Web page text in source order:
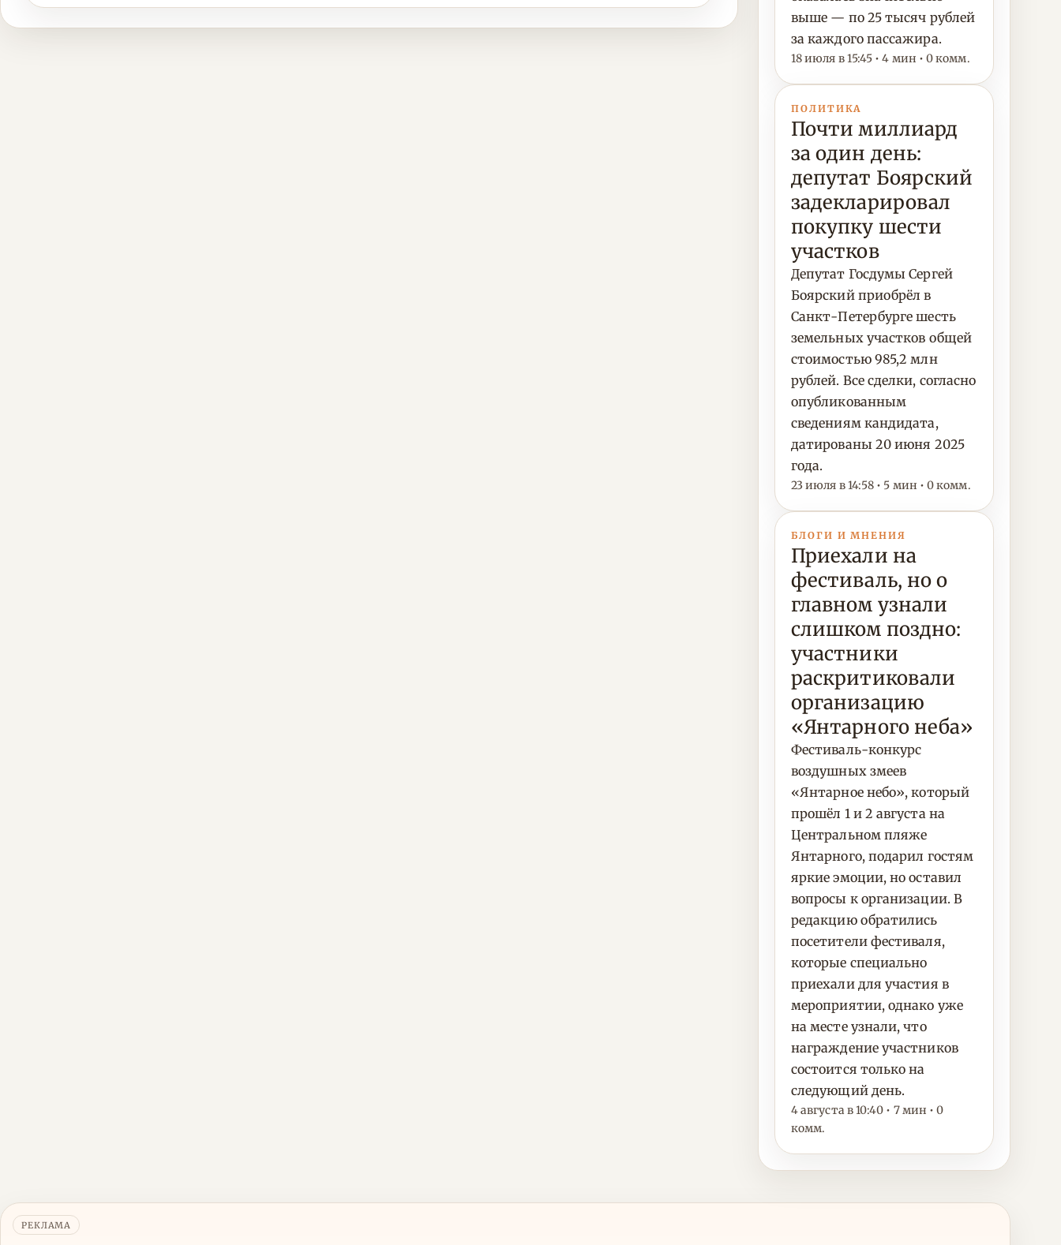
выше — по 25 тысяч рублей
за каждого пассажира.
18 июля в 15:45 • 4 мин • 0 комм.
ПОЛИТИКА
Почти миллиард
за один день:
депутат Боярский
задекларировал
покупку шести
участков
Депутат Госдумы Сергей
Боярский приобрёл в
Санкт-Петербурге шесть
земельных участков общей
стоимостью 985,2 млн
рублей. Все сделки, согласно
опубликованным
сведениям кандидата,
датированы 20 июня 2025
года.
23 июля в 14:58 • 5 мин • 0 комм.
БЛОГИ И МНЕНИЯ
Приехали на
фестиваль, но о
главном узнали
слишком поздно:
участники
раскритиковали
организацию
«Янтарного неба»
Фестиваль-конкурс
воздушных змеев
«Янтарное небо», который
прошёл 1 и 2 августа на
Центральном пляже
Янтарного, подарил гостям
яркие эмоции, но оставил
вопросы к организации. В
редакцию обратились
посетители фестиваля,
которые специально
приехали для участия в
мероприятии, однако уже
на месте узнали, что
награждение участников
состоится только на
следующий день.
4 августа в 10:40 • 7 мин • 0
комм.
РЕКЛАМА